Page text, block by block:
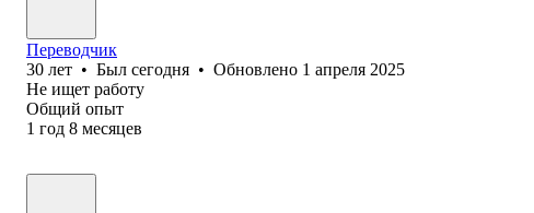
Переводчик
30 лет • Был сегодня • Обновлено 1 апреля 2025
Не ищет работу
Общий опыт
1 год 8 месяцев